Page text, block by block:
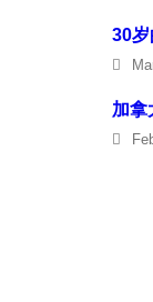
30
加拿